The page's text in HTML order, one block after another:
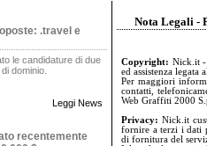
.travel e
le candidature di due
dominio.
Leggi News
recentemente
Nota Legali -
Copyright: Nick.it -
ed assistenza
Per maggiori
contatti,
Web Graffiti 2000
Privacy: Nick.it
fornire a terzi i dati
di fornitura del